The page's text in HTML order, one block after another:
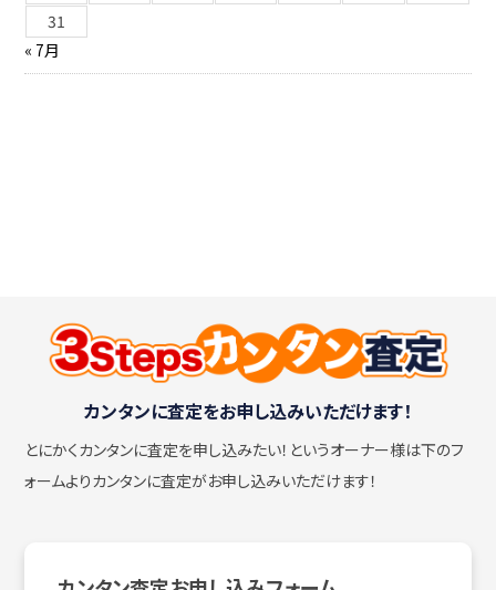
31
« 7月
カンタンに査定をお申し込みいただけます！
とにかくカンタンに査定を申し込みたい！ というオーナー様は下のフ
ォームよりカンタンに査定がお申し込みいただけます！